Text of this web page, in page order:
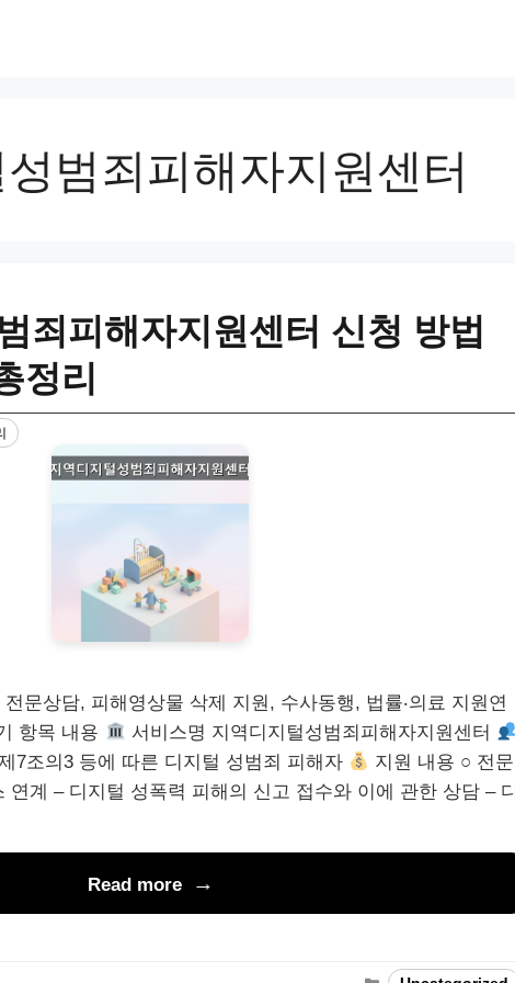
범죄피해자지원센터
죄피해자지원센터 신청 방법
정리
문상담, 피해영상물 삭제 지원, 수사동행, 법률‧의료 지원연
항목 내용
서비스명 지역디지털성범죄피해자지원센터
7조의3 등에 따른 디지털 성범죄 피해자
지원 내용 ○ 전문
연계 – 디지털 성폭력 피해의 신고 접수와 이에 관한 상담 – 디
Read more